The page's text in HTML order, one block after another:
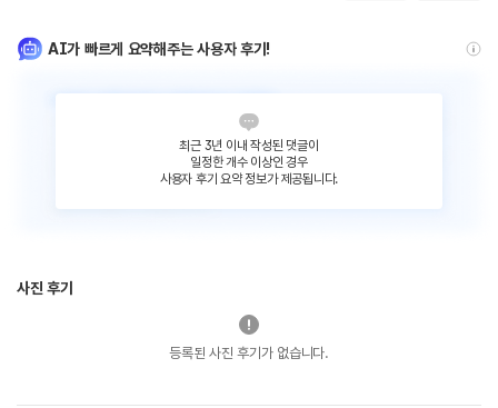
AI가 빠르게 요약해주는 사용자 후기!
최근 3년 이내 작성된 댓글이
일정한 개수 이상인 경우
사용자 후기 요약 정보가 제공됩니다.
사진 후기
등록된 사진 후기가 없습니다.